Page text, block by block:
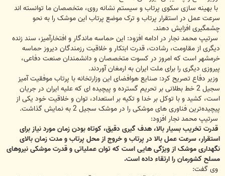
با بهینه ‌سازی سکوی پرتاب و سیستم نشانه ‌روی، متخصصان ما توانسته‌ اند
سرعت عمل در استقرار پرتاب و ترک موضع پرتاب این موشک را به نحو
چشمگیری افزایش دهند.
سرتیپ محمد نجار در ادامه افزود: این حماسه ماندگار و افتخارآمیز، سند زنده
دیگری از مقاومت، رشادت، قدرت ابتکار و خلاقیت رزمندگان دیروز حماسه
خرمشهر است که امروز در کسوت متخصصان و دانشمندان صنعت دفاعی،
پیروزی دیگری را برای ملت ایران به ارمغان آوردند.
وزیر دفاع تصریح کرد: صنایع هوافضای این وزارتخانه با پرتاب موفقیت‌ آمیز
سجیل 2 خط بطلانی بر تحریم گسترده و پیچیده ‌ای که علیه ایران در جریان
است، کشید و با توکل بر خدا و تکیه بر استعداد، توان و خلاقیت خود یکی از
پیچیده‌ترین فناوری‌ های موشکی را در موشک سجیل 2 به نمایش گذاشت.
سرتیپ محمد نجار افزود:
قدرت تخریب بسیار بالا، هدف ‌گیری دقیق، کوتاه بودن زمان مورد نیاز برای
استقرار، سرعت عمل بالا در پرتاب و خروج از محل پرتاب و مدت زمان بالای
نگهداری موشک از ویژگی‌ هایی است که توان عملیاتی و قدرت موشکی نیروهای
مسلح کشورمان را ارتقاء داده است.
وی گفت: